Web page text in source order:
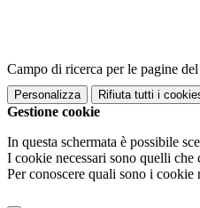
Campo di ricerca per le pagine
Personalizza Rifiuta tutti i
Gestione cookie
In questa schermata è possibile
I cookie necessari sono quelli
Per conoscere quali sono i cookie